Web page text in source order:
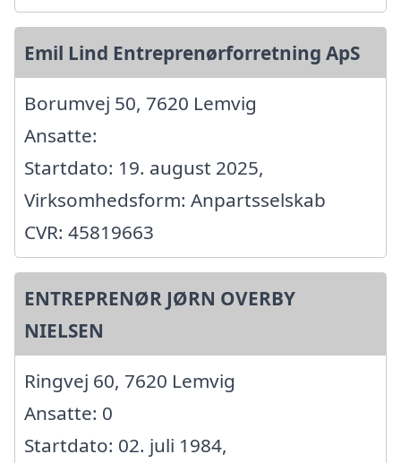
Emil Lind Entreprenørforretning ApS
Borumvej 50, 7620 Lemvig
Ansatte:
Startdato: 19. august 2025,
Virksomhedsform: Anpartsselskab
CVR: 45819663
ENTREPRENØR JØRN OVERBY
NIELSEN
Ringvej 60, 7620 Lemvig
Ansatte: 0
Startdato: 02. juli 1984,